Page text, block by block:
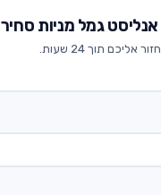
אנליסט גמל מניות סחיר
תוך 24 שעות.